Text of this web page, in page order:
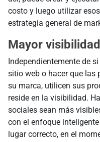
costo y luego utilizar
estrategia general de
Mayor
Independientemente de
sitio web o hacer que las
su marca, utilicen sus
reside en la visibilidad.
sociales sean más
con el enfoque
lugar correcto, en el